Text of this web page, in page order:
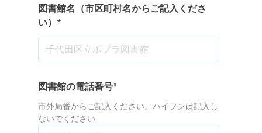
図書館名（市区町村名からご記入くださ
い） *
図書館の電話番号*
市外局番からご記入ください。ハイフンは記入し
ないでください